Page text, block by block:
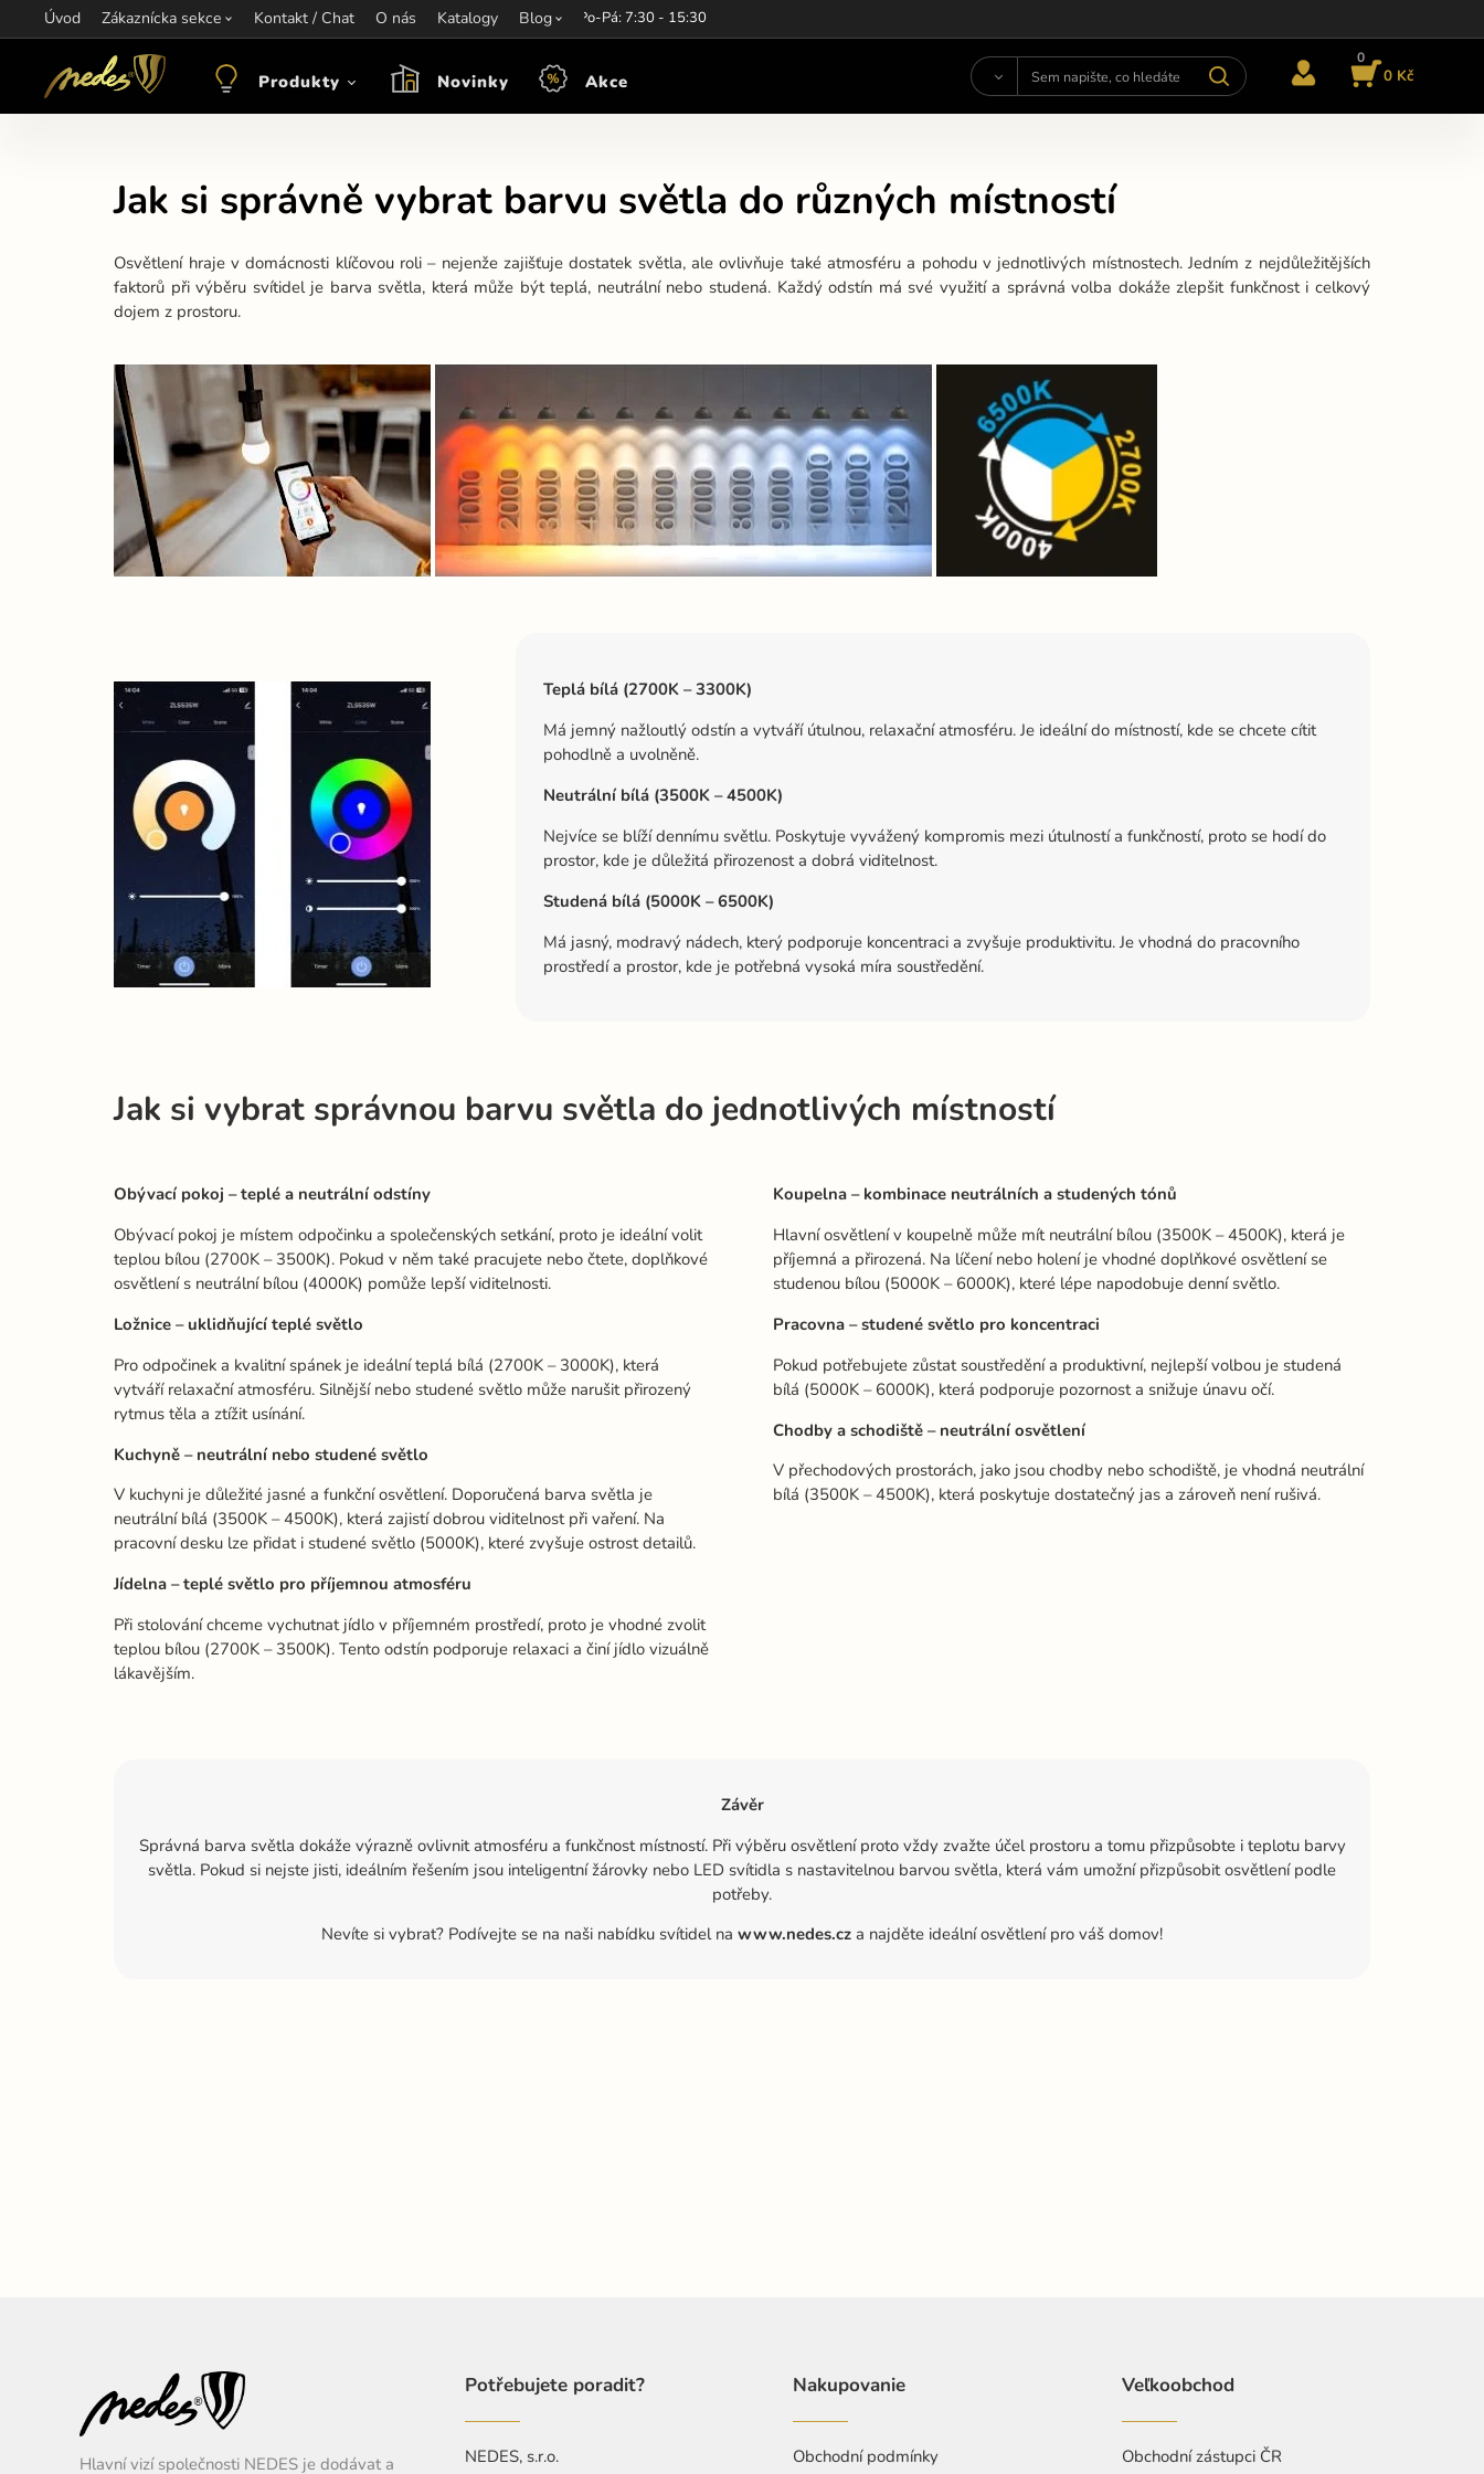
Úvod Zákaznícka sekce Kontakt / Chat O nás Katalogy Blog
Informace:objednavkacz@nedes.sk Kontakt:+421 907 263 473Otevírací hodiny: Po-Pá: 7:30 - 15:30
Produkty Novinky Akce
0
0 Kč
Jak si správně vybrat barvu světla do různých místností
Osvětlení hraje v domácnosti klíčovou roli – nejenže zajišťuje dostatek světla, ale ovlivňuje také atmosféru a pohodu v jednotlivých místnostech. Jedním z nejdůležitějších
faktorů při výběru svítidel je barva světla, která může být teplá, neutrální nebo studená. Každý odstín má své využití a správná volba dokáže zlepšit funkčnost i celkový
dojem z prostoru.
Teplá bílá (2700K – 3300K)
Má jemný nažloutlý odstín a vytváří útulnou, relaxační atmosféru. Je ideální do místností, kde se chcete cítit
pohodlně a uvolněně.
Neutrální bílá (3500K – 4500K)
Nejvíce se blíží dennímu světlu. Poskytuje vyvážený kompromis mezi útulností a funkčností, proto se hodí do
prostor, kde je důležitá přirozenost a dobrá viditelnost.
Studená bílá (5000K – 6500K)
Má jasný, modravý nádech, který podporuje koncentraci a zvyšuje produktivitu. Je vhodná do pracovního
prostředí a prostor, kde je potřebná vysoká míra soustředění.
Jak si vybrat správnou barvu světla do jednotlivých místností
Obývací pokoj – teplé a neutrální odstíny
Obývací pokoj je místem odpočinku a společenských setkání, proto je ideální volit
teplou bílou (2700K – 3500K). Pokud v něm také pracujete nebo čtete, doplňkové
osvětlení s neutrální bílou (4000K) pomůže lepší viditelnosti.
Ložnice – uklidňující teplé světlo
Pro odpočinek a kvalitní spánek je ideální teplá bílá (2700K – 3000K), která
vytváří relaxační atmosféru. Silnější nebo studené světlo může narušit přirozený
rytmus těla a ztížit usínání.
Kuchyně – neutrální nebo studené světlo
V kuchyni je důležité jasné a funkční osvětlení. Doporučená barva světla je
neutrální bílá (3500K – 4500K), která zajistí dobrou viditelnost při vaření. Na
pracovní desku lze přidat i studené světlo (5000K), které zvyšuje ostrost detailů.
Jídelna – teplé světlo pro příjemnou atmosféru
Při stolování chceme vychutnat jídlo v příjemném prostředí, proto je vhodné zvolit
teplou bílou (2700K – 3500K). Tento odstín podporuje relaxaci a činí jídlo vizuálně
lákavějším.
Koupelna – kombinace neutrálních a studených tónů
Hlavní osvětlení v koupelně může mít neutrální bílou (3500K – 4500K), která je
příjemná a přirozená. Na líčení nebo holení je vhodné doplňkové osvětlení se
studenou bílou (5000K – 6000K), které lépe napodobuje denní světlo.
Pracovna – studené světlo pro koncentraci
Pokud potřebujete zůstat soustředění a produktivní, nejlepší volbou je studená
bílá (5000K – 6000K), která podporuje pozornost a snižuje únavu očí.
Chodby a schodiště – neutrální osvětlení
V přechodových prostorách, jako jsou chodby nebo schodiště, je vhodná neutrální
bílá (3500K – 4500K), která poskytuje dostatečný jas a zároveň není rušivá.
Závěr
Správná barva světla dokáže výrazně ovlivnit atmosféru a funkčnost místností. Při výběru osvětlení proto vždy zvažte účel prostoru a tomu přizpůsobte i teplotu barvy
světla. Pokud si nejste jisti, ideálním řešením jsou inteligentní žárovky nebo LED svítidla s nastavitelnou barvou světla, která vám umožní přizpůsobit osvětlení podle
potřeby.
Nevíte si vybrat? Podívejte se na naši nabídku svítidel na www.nedes.cz a najděte ideální osvětlení pro váš domov!
Hlavní vizí společnosti NEDES je dodávat a
Potřebujete poradit?
NEDES, s.r.o.
Nakupovanie
Obchodní podmínky
Veľkoobchod
Obchodní zástupci ČR